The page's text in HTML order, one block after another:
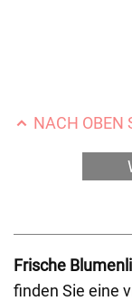
NACH OBEN
Frische
finden Sie eine